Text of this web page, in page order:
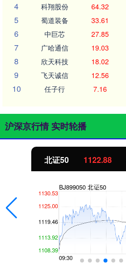
4 科翔股份 64.32
5 蜀道装备 33.61
6 中巨芯 27.85
7 广哈通信 19.03
8 欣天科技 18.02
9 飞天诚信 12.56
10 任子行 7.16
沪深京行情 实时轮播
北证50 1122.88